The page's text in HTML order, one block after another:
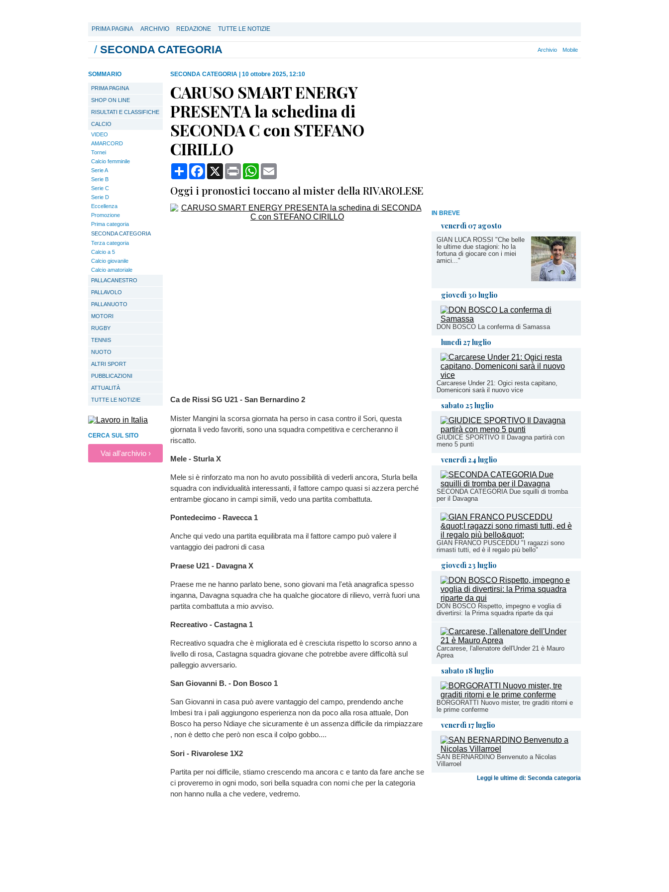
PRIMA PAGINA ARCHIVIO REDAZIONE TUTTE LE NOTIZIE
/ SECONDA CATEGORIA Archivio Mobile
IN BREVE
venerdì 07 agosto
GIAN LUCA ROSSI "Che belle
le ultime due stagioni: ho la
fortuna di giocare con i miei
amici..."
giovedì 30 luglio
DON BOSCO La conferma di Samassa
lunedì 27 luglio
Carcarese Under 21: Ogici resta capitano,
Domeniconi sarà il nuovo vice
sabato 25 luglio
GIUDICE SPORTIVO Il Davagna partirà con
meno 5 punti
venerdì 24 luglio
SECONDA CATEGORIA Due squilli di tromba
per il Davagna
GIAN FRANCO PUSCEDDU "I ragazzi sono
rimasti tutti, ed è il regalo più bello"
giovedì 23 luglio
DON BOSCO Rispetto, impegno e voglia di
divertirsi: la Prima squadra riparte da qui
Carcarese, l'allenatore dell'Under 21 è Mauro
Aprea
sabato 18 luglio
BORGORATTI Nuovo mister, tre graditi ritorni e
le prime conferme
venerdì 17 luglio
SAN BERNARDINO Benvenuto a Nicolas
Villarroel
Leggi le ultime di: Seconda categoria
SOMMARIO
PRIMA PAGINA
SHOP ON LINE
RISULTATI E CLASSIFICHE
CALCIO
VIDEO
AMARCORD
Tornei
Calcio femminile
Serie A
Serie B
Serie C
Serie D
Eccellenza
Promozione
Prima categoria
SECONDA CATEGORIA
Terza categoria
Calcio a 5
Calcio giovanile
Calcio amatoriale
PALLACANESTRO
PALLAVOLO
PALLANUOTO
MOTORI
RUGBY
TENNIS
NUOTO
ALTRI SPORT
PUBBLICAZIONI
ATTUALITÀ
TUTTE LE NOTIZIE
CERCA SUL SITO
Vai all'archivio ›
SECONDA CATEGORIA 10 ottobre 2025, 12:10
CARUSO SMART ENERGY
PRESENTA la schedina di
SECONDA C con STEFANO
CIRILLO
CondividiFacebook
X Print WhatsApp
Oggi i pronostici toccano al mister della RIVAROLESE
Ca de Rissi SG U21 - San Bernardino 2
Mister Mangini la scorsa giornata ha perso in casa contro il Sori, questa
giornata li vedo favoriti, sono una squadra competitiva e cercheranno il
riscatto.
Mele - Sturla X
Mele si è rinforzato ma non ho avuto possibilità di vederli ancora, Sturla bella
squadra con individualità interessanti, il fattore campo quasi si azzera perché
entrambe giocano in campi simili, vedo una partita combattuta.
Pontedecimo - Ravecca 1
Anche qui vedo una partita equilibrata ma il fattore campo può valere il
vantaggio dei padroni di casa
Praese U21 - Davagna X
Praese me ne hanno parlato bene, sono giovani ma l'età anagrafica spesso
inganna, Davagna squadra che ha qualche giocatore di rilievo, verrà fuori una
partita combattuta a mio avviso.
Recreativo - Castagna 1
Recreativo squadra che è migliorata ed è cresciuta rispetto lo scorso anno a
livello di rosa, Castagna squadra giovane che potrebbe avere difficoltà sul
palleggio avversario.
San Giovanni B. - Don Bosco 1
San Giovanni in casa può avere vantaggio del campo, prendendo anche
Imbesi tra i pali aggiungono esperienza non da poco alla rosa attuale, Don
Bosco ha perso Ndiaye che sicuramente è un assenza difficile da rimpiazzare
, non è detto che però non esca il colpo gobbo....
Sori - Rivarolese 1X2
Partita per noi difficile, stiamo crescendo ma ancora c e tanto da fare anche se
ci proveremo in ogni modo, sori bella squadra con nomi che per la categoria
non hanno nulla a che vedere, vedremo.